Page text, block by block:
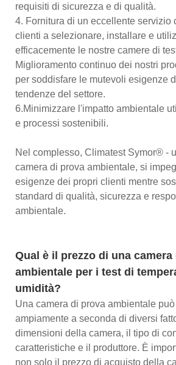
requisiti di sicurezza e di qualità.
4. Fornitura di un eccellente servizio
clienti a selezionare, installare e
efficacemente le nostre camere di
Miglioramento continuo dei nostri
per soddisfare le mutevoli esigenze
tendenze del settore.
6.Minimizzare l'impatto ambientale
e processi sostenibili.
Nel complesso, Climatest Symor® -
camera di prova ambientale, si
esigenze dei propri clienti mentre
standard di qualità, sicurezza e
ambientale.
Qual è il prezzo di una
ambientale per i test di
umidità?
Una camera di prova ambientale
ampiamente a seconda di diversi
dimensioni della camera, il tipo di
caratteristiche e il produttore. È
non solo il prezzo di acquisto della